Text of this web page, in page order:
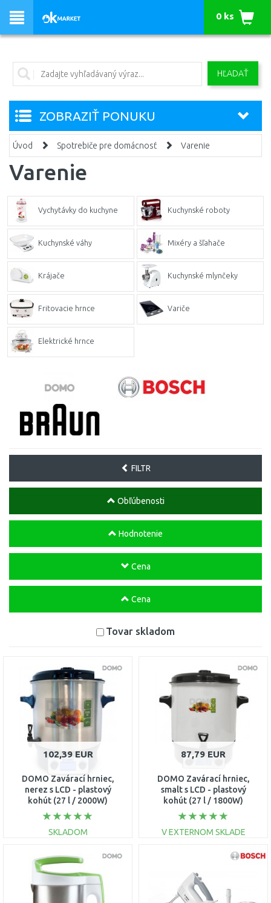
HĽADAŤ
0 ks
ZOBRAZIŤ PONUKU
Úvod Spotrebiče pre domácnosť Varenie
Varenie
Vychytávky do kuchyne Kuchynské roboty
Kuchynské váhy Mixéry a šľahače
Krájače Kuchynské mlynčeky
Fritovacie hrnce Variče
Elektrické hrnce
FILTR
Obľúbenosti
Hodnotenie
Cena
Cena
Tovar skladom
102,39 EUR
DOMO Zavárací hrniec,
nerez s LCD - plastový
kohút (27 l / 2000W)
DO42325PC
SKLADOM
DO KOŠÍKA
87,79 EUR
DOMO Zavárací hrniec,
smalt s LCD - plastový
kohút (27 l / 1800W)
DO42324PC
V EXTERNOM SKLADE
DO KOŠÍKA
Porovnať